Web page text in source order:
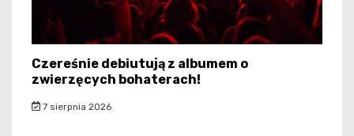
Czereśnie debiutują z albumem o
zwierzęcych bohaterach!
7 sierpnia 2026